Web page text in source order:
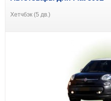
Хетчбэк (5 дв.)